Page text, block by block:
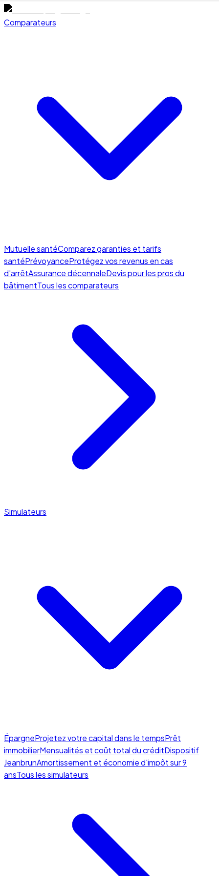
Comparateurs
Mutuelle santéComparez garanties et tarifs
santéPrévoyanceProtégez vos revenus en cas
d'arrêtAssurance décennaleDevis pour les pros du
bâtimentTous les comparateurs
Simulateurs
ÉpargneProjetez votre capital dans le tempsPrêt
immobilierMensualités et coût total du créditDispositif
JeanbrunAmortissement et économie d'impôt sur 9
ansTous les simulateurs